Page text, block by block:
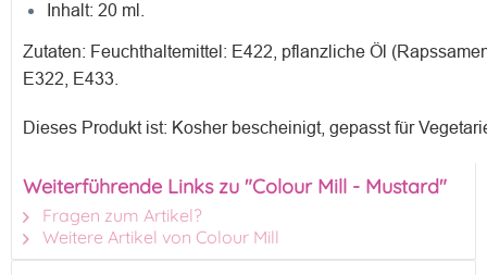
Inhalt: 20 ml.
Zutaten: Feuchthaltemittel: E422, pflanzliche Öl
E322, E433.
Dieses Produkt ist: Kosher bescheinigt, gepasst für
Weiterführende Links zu "Colour Mill - Mustard"
Fragen zum Artikel?
Weitere Artikel von Colour Mill